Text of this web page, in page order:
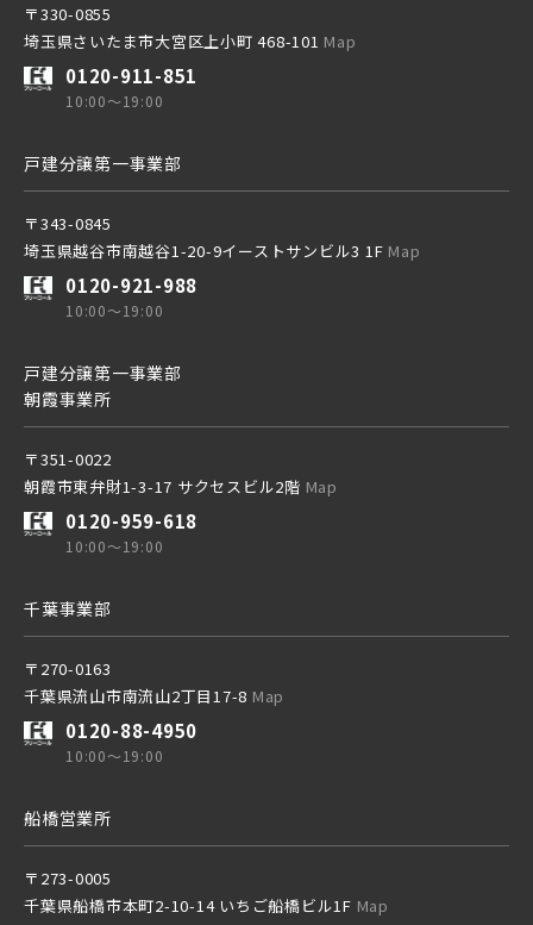
東武日光線
京成線
京成松戸線
京成本線
京成押上線
京成成田スカイアクセス線
京成千葉線
小学校まで徒歩圏内
20棟以上の大型分譲
〒330-0855
埼玉県さいたま市大宮区上小町 468-101 Map
0120-911-851
10:00～19:00
戸建分譲第一事業部
〒343-0845
埼玉県越谷市南越谷1-20-9イーストサンビル3 1F Map
0120-921-988
10:00～19:00
戸建分譲第一事業部
朝霞事業所
〒351-0022
朝霞市東弁財1-3-17 サクセスビル2階 Map
0120-959-618
10:00～19:00
千葉事業部
〒270-0163
千葉県流山市南流山2丁目17-8 Map
0120-88-4950
10:00～19:00
船橋営業所
〒273-0005
千葉県船橋市本町2-10-14 いちご船橋ビル1F Map